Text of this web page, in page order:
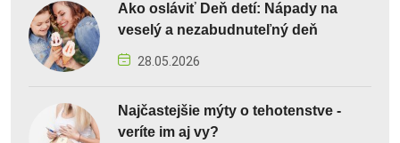
Ako osláviť Deň detí: Nápady na
veselý a nezabudnuteľný deň
28.05.2026
Najčastejšie mýty o tehotenstve -
veríte im aj vy?